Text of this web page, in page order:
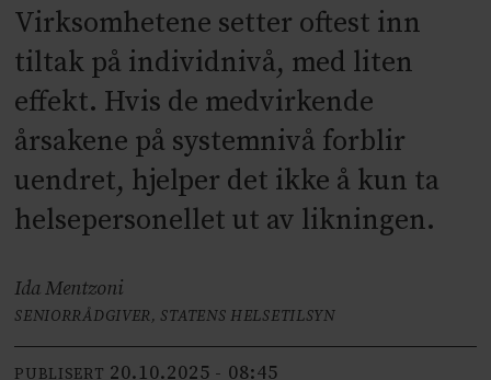
Virksomhetene setter oftest inn
tiltak på individnivå, med liten
effekt. Hvis de medvirkende
årsakene på systemnivå forblir
uendret, hjelper det ikke å kun ta
helsepersonellet ut av likningen.
Ida Mentzoni
SENIORRÅDGIVER, STATENS HELSETILSYN
PUBLISERT 20.10.2025 - 08:45